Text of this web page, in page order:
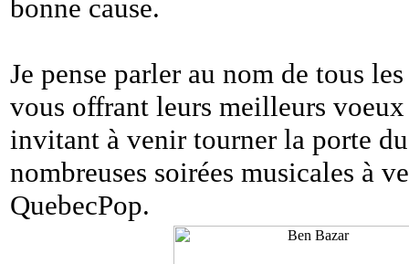
bonne cause.
Je pense parler au nom de tous
vous offrant leurs meilleurs
invitant à venir tourner la porte
nombreuses soirées musicales à
QuebecPop.